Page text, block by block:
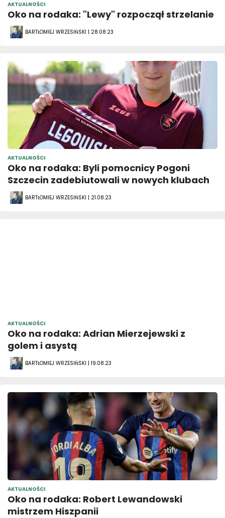
AKTUALNOŚCI
Oko na rodaka: "Lewy" rozpoczął strzelanie
BARTŁOMIEJ WRZESIŃSKI | 28.08.23
AKTUALNOŚCI
Oko na rodaka: Byli pomocnicy Pogoni
Szczecin zadebiutowali w nowych klubach
BARTŁOMIEJ WRZESIŃSKI | 21.08.23
AKTUALNOŚCI
Oko na rodaka: Adrian Mierzejewski z
golem i asystą
BARTŁOMIEJ WRZESIŃSKI | 19.08.23
AKTUALNOŚCI
Oko na rodaka: Robert Lewandowski
mistrzem Hiszpanii